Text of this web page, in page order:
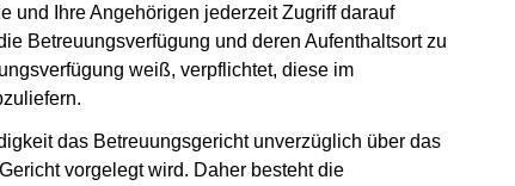
und Ihre Angehörigen jederzeit Zugriff darauf
Betreuungsverfügung und deren Aufenthaltsort zu
weiß, verpflichtet, diese im
das Betreuungsgericht unverzüglich über das
vorgelegt wird. Daher besteht die